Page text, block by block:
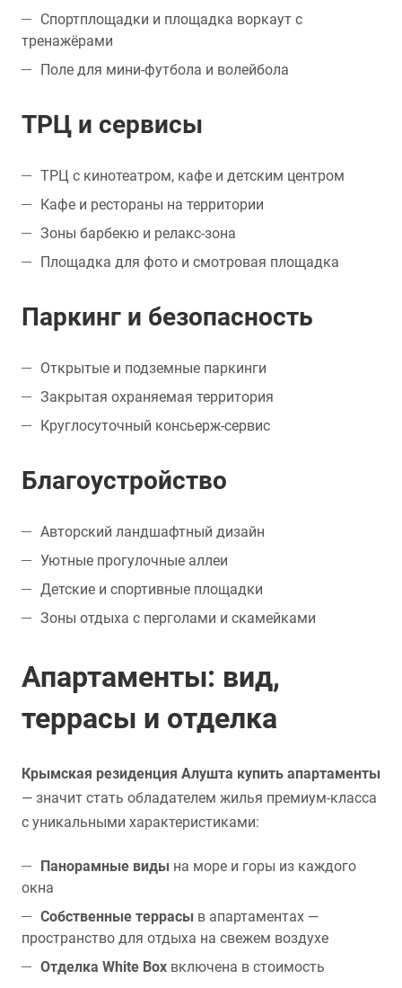
Спортплощадки и площадка воркаут с
тренажёрами
Поле для мини-футбола и волейбола
ТРЦ и сервисы
ТРЦ с кинотеатром, кафе и детским центром
Кафе и рестораны на территории
Зоны барбекю и релакс-зона
Площадка для фото и смотровая площадка
Паркинг и безопасность
Открытые и подземные паркинги
Закрытая охраняемая территория
Круглосуточный консьерж-сервис
Благоустройство
Авторский ландшафтный дизайн
Уютные прогулочные аллеи
Детские и спортивные площадки
Зоны отдыха с перголами и скамейками
Апартаменты: вид,
террасы и отделка
Крымская резиденция Алушта купить апартаменты
— значит стать обладателем жилья премиум-класса
с уникальными характеристиками:
Панорамные виды на море и горы из каждого
окна
Собственные террасы в апартаментах —
пространство для отдыха на свежем воздухе
Отделка White Box включена в стоимость